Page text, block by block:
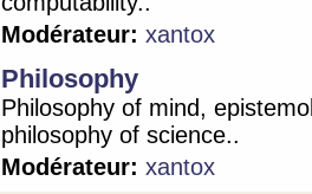
Modérateur: xantox
Philosophy
Philosophy of mind,
philosophy of science..
Modérateur: xantox